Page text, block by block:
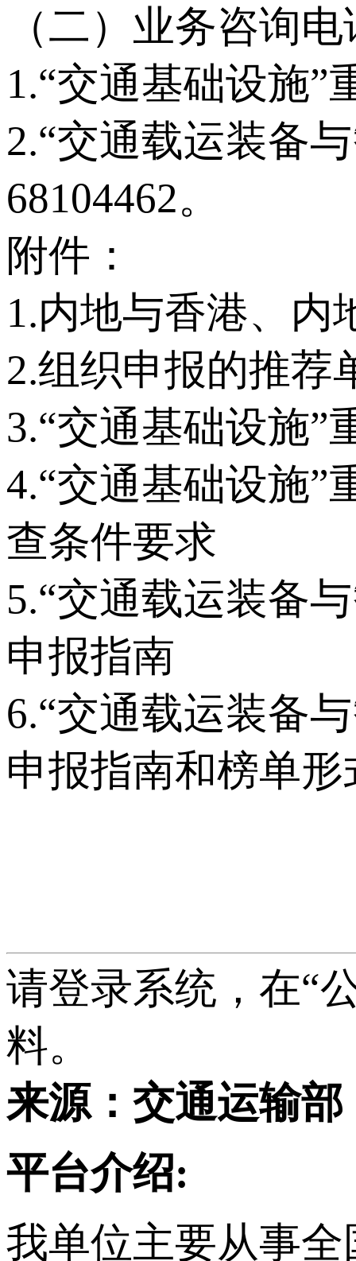
（二）业务咨询
1.“交通基础设施”
2.“交通载运装备
68104462。
附件：
1.内地与香港、内
2.组织申报的推荐
3.“交通基础设施”
4.“交通基础设施”
查条件要求
5.“交通载运装备
申报指南
6.“交通载运装备
申报指南和榜单
请登录系统，在“
料。
来源：交通运输部
平台介绍:
我单位主要从事全